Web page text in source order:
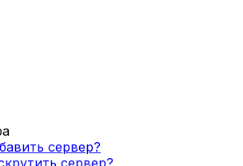
сервер?
сервер?